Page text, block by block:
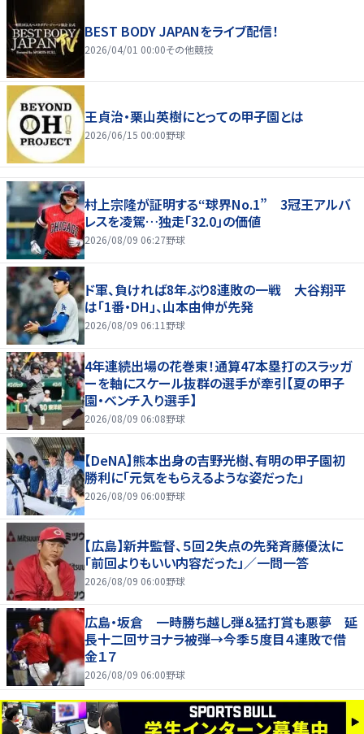
BEST BODY JAPANをライブ配信！
2026/04/01 00:00その他競技
王貞治・栗山英樹にとっての甲子園とは
2026/06/15 00:00野球
村上宗隆が証明する“球界No.1” 3冠王アルバ
レスを凌駕…独走「32.0」の価値
2026/08/09 06:27野球
ド軍、負ければ8年ぶり8連敗の一戦 大谷翔平
は「1番・DH」、山本由伸が先発
2026/08/09 06:11 野球
4年連続出場の花巻東！通算47本塁打のスラッガ
ーを軸にスケール抜群の選手が牽引【夏の甲子
園・ベンチ入り選手】
2026/08/09 06:08野球
【DeNA】熊本出身の吉野光樹、有明の甲子園初
勝利に「元気をもらえるような姿だった」
2026/08/09 06:00野球
【広島】新井監督、５回２失点の先発斉藤優汰に
「前回よりもいい内容だった」／一問一答
2026/08/09 06:00野球
広島・坂倉 一時勝ち越し弾＆猛打賞も悪夢 延
長十二回サヨナラ被弾→今季５度目４連敗で借
金１７
2026/08/09 06:00野球